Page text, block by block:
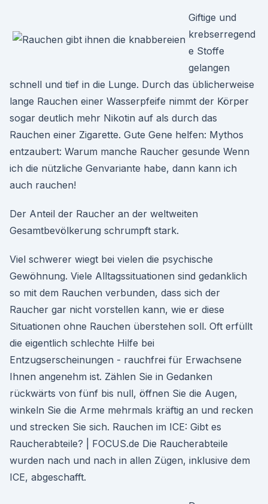
Giftige und
krebserregend
e Stoffe
gelangen
schnell und tief in die Lunge. Durch das üblicherweise
lange Rauchen einer Wasserpfeife nimmt der Körper
sogar deutlich mehr Nikotin auf als durch das
Rauchen einer Zigarette. Gute Gene helfen: Mythos
entzaubert: Warum manche Raucher gesunde Wenn
ich die nützliche Genvariante habe, dann kann ich
auch rauchen!
Der Anteil der Raucher an der weltweiten
Gesamtbevölkerung schrumpft stark.
Viel schwerer wiegt bei vielen die psychische
Gewöhnung. Viele Alltagssituationen sind gedanklich
so mit dem Rauchen verbunden, dass sich der
Raucher gar nicht vorstellen kann, wie er diese
Situationen ohne Rauchen überstehen soll. Oft erfüllt
die eigentlich schlechte Hilfe bei
Entzugserscheinungen - rauchfrei für Erwachsene
Ihnen angenehm ist. Zählen Sie in Gedanken
rückwärts von fünf bis null, öffnen Sie die Augen,
winkeln Sie die Arme mehrmals kräftig an und recken
und strecken Sie sich. Rauchen im ICE: Gibt es
Raucherabteile? | FOCUS.de Die Raucherabteile
wurden nach und nach in allen Zügen, inklusive dem
ICE, abgeschafft.